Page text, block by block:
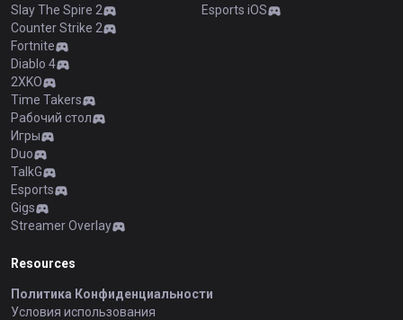
Slay The Spire 2
Counter Strike 2
Fortnite
Diablo 4
2XKO
Time Takers
Рабочий стол
Игры
Duo
TalkG
Esports
Gigs
Streamer Overlay
Esports iOS
Resources
Политика Конфиденциальности
Условия использования